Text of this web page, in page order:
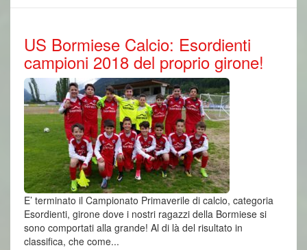
US Bormiese Calcio: Esordienti
campioni 2018 del proprio girone!
E’ terminato il Campionato Primaverile di calcio, categoria
Esordienti, girone dove i nostri ragazzi della Bormiese si
sono comportati alla grande! Al di là del risultato in
classifica, che come...